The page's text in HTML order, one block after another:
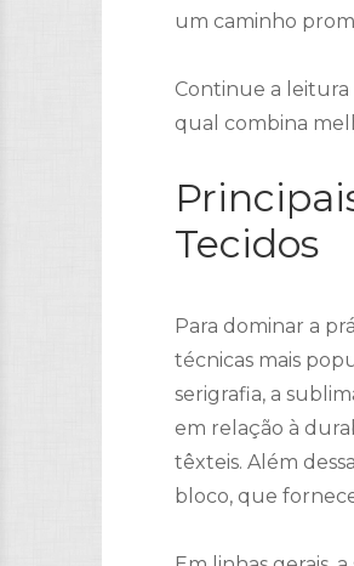
um caminho
Continue a leitura
qual combina
Tecidos
Para dominar a
técnicas mais
serigrafia, a
em relação à
têxteis. Além
bloco, que